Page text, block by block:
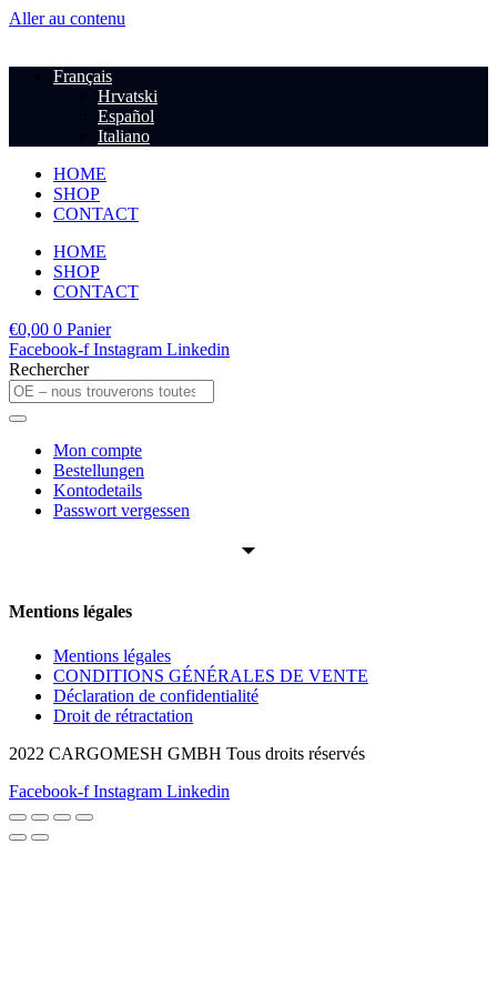
Aller au contenu
Français
Hrvatski
Español
Italiano
HOME
SHOP
CONTACT
HOME
SHOP
CONTACT
€0,00 0 Panier
Facebook-f Instagram Linkedin
Rechercher
Mon compte
Bestellungen
Kontodetails
Passwort vergessen
Mentions légales
Mentions légales
CONDITIONS GÉNÉRALES DE VENTE
Déclaration de confidentialité
Droit de rétractation
2022 CARGOMESH GMBH Tous droits réservés
Facebook-f Instagram Linkedin